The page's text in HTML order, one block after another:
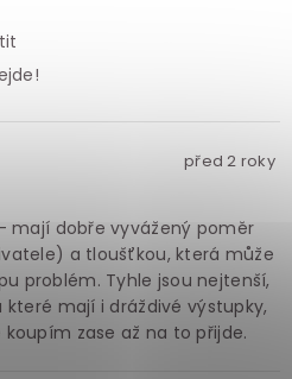
před 2 roky
mají dobře vyvážený poměr
a tloušťkou, která může
problém. Tyhle jsou nejtenší,
mají i dráždivé výstupky,
zase až na to přijde.